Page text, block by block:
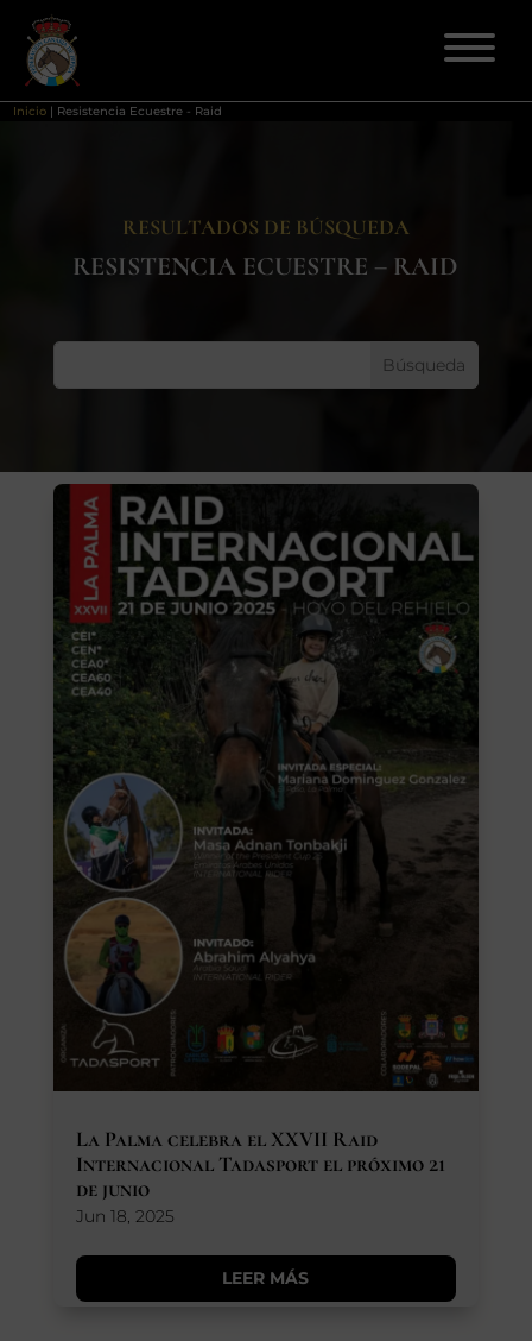
FEDERACIÓN
ENSEÑANZA
SEGUROS
CALENDARIO
ACTUALIDAD
Gran Canaria
928 366 908 //
mcarmensecretaria@federacioncanariadehipica.com
 620 019 666
Tenerife
922 256 601 //administracion@federacioncanariadehipica.com
 922 256 601
Inicio | Resistencia Ecuestre - Raid
RESULTADOS DE BÚSQUEDA
RESISTENCIA ECUESTRE – RAID
La Palma celebra el XXVII Raid
Internacional Tadasport el próximo 21
de junio
Jun 18, 2025
LEER MÁS